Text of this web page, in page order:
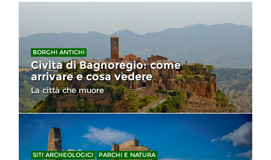
BORGHI ANTICHI
Civita di Bagnoregio: come
arrivare e cosa vedere
La città che muore
SITI ARCHEOLOGICI PARCHI E NATURA